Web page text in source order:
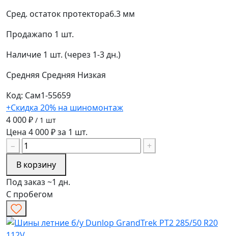
Сред. остаток протектора6.3 мм
Продажапо 1 шт.
Наличие 1 шт. (через 1-3 дн.)
Средняя Средняя Низкая
Код: Сам1-55659
+Скидка 20% на шиномонтаж
4 000 ₽ / 1 шт
Цена 4 000 ₽ за 1 шт.
−
+
В корзину
Под заказ ~1 дн.
С пробегом